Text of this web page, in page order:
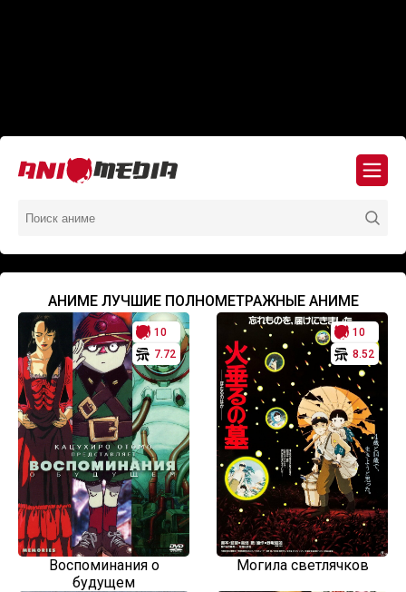
АНИМЕ ЛУЧШИЕ ПОЛНОМЕТРАЖНЫЕ АНИМЕ
10
7.72
Воспоминания о
будущем
10
8.52
Могила светлячков